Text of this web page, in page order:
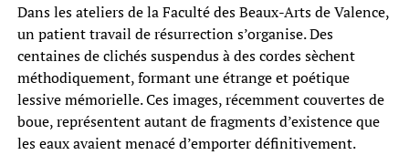
Dans les ateliers de la Faculté des Beaux-Arts de Valence,
un patient travail de résurrection s’organise. Des
centaines de clichés suspendus à des cordes sèchent
méthodiquement, formant une étrange et poétique
lessive mémorielle. Ces images, récemment couvertes de
boue, représentent autant de fragments d’existence que
les eaux avaient menacé d’emporter définitivement.